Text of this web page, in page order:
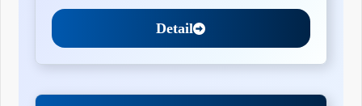
Detail